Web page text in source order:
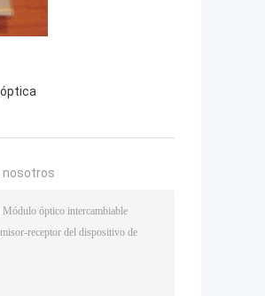
nosotros